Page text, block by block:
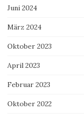
Juni 2024
März 2024
Oktober 2023
April 2023
Februar 2023
Oktober 2022